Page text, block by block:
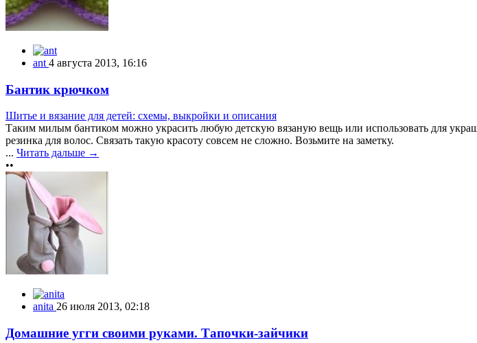
ant 4 августа 2013, 16:16
Бантик крючком
Шитье и вязание для детей: схемы, выкройки и описания
Таким милым бантиком можно украсить любую детскую вязаную вещь или использовать для
резинка для волос. Связать такую красоту совсем не сложно. Возьмите на заметку.
... Читать дальше →
••
anita 26 июля 2013, 02:18
Домашние угги своими руками. Тапочки-зайчики